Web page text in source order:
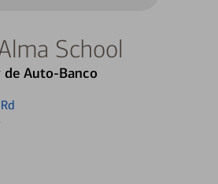
School
Auto-Banco